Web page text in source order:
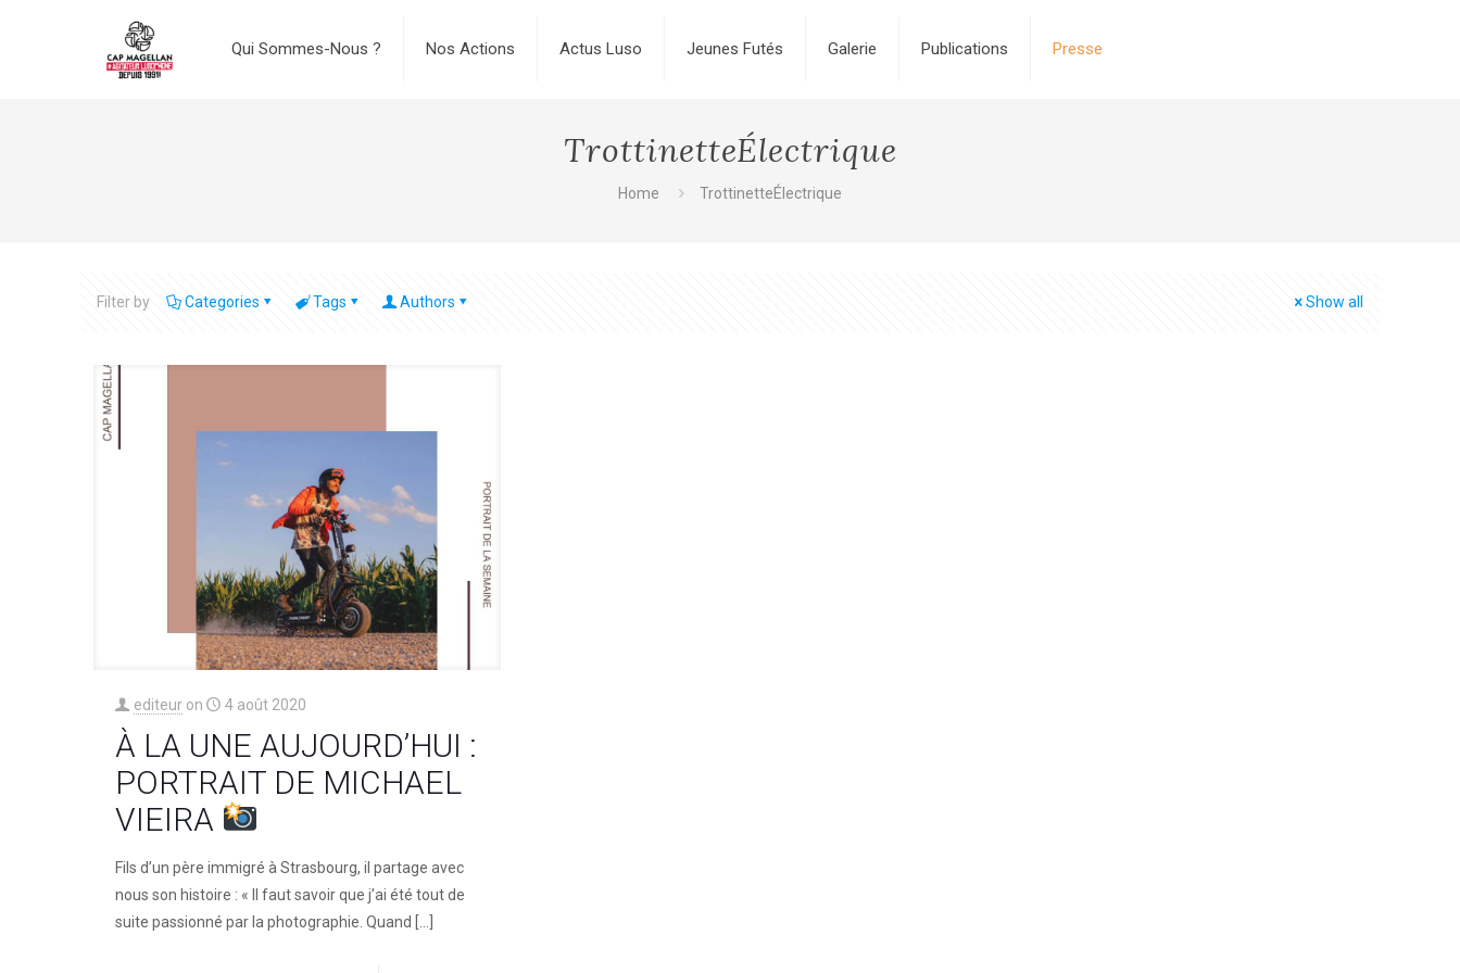
Qui Sommes-Nous ? Nos Actions Actus Luso Jeunes Futés Galerie Publications Presse
TrottinetteÉlectrique
Home TrottinetteÉlectrique
Filter by Categories Tags Authors Show all
editeur on 4 août 2020
À LA UNE AUJOURD’HUI :
PORTRAIT DE MICHAEL
VIEIRA
Fils d’un père immigré à Strasbourg, il partage avec
nous son histoire : « Il faut savoir que j’ai été tout de
suite passionné par la photographie. Quand